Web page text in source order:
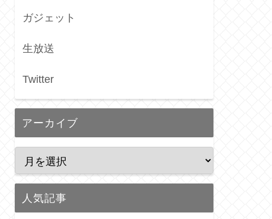
ガジェット
生放送
Twitter
アーカイブ
人気記事